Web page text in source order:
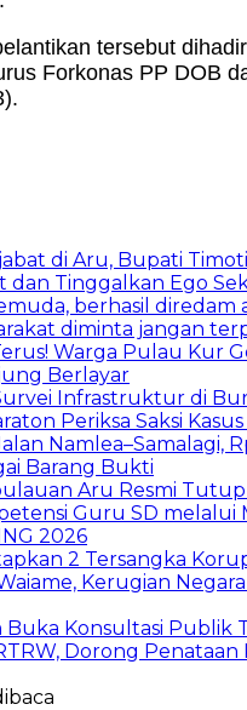
tersebut
Forkonas PP DOB
di Aru, Bupati
dan Tinggalkan Ego
berhasil diredam
diminta jangan
Warga Pulau Kur
Berlayar
Infrastruktur di
Periksa Saksi
Namlea–Samalagi,
Barang Bukti
Aru Resmi
Guru SD melalui
2026
2 Tersangka
Kerugian Negara
Buka Konsultasi Publik
Dorong Penataan